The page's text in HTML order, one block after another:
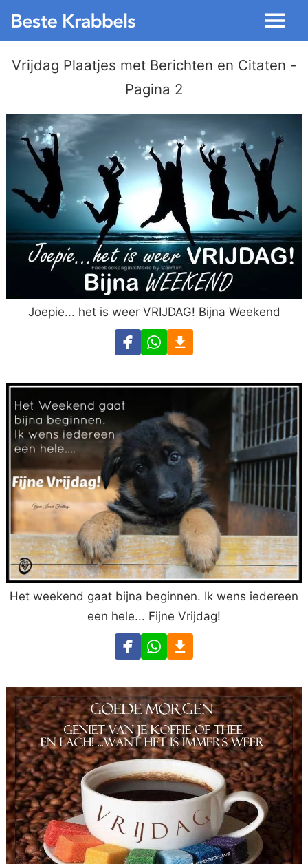
Menu
Vrijdag Plaatjes met Berichten en Citaten -
Pagina 2
Joepie... het is weer VRIJDAG! Bijna Weekend
Het weekend gaat bijna beginnen. Ik wens iedereen
een hele... Fijne Vrijdag!